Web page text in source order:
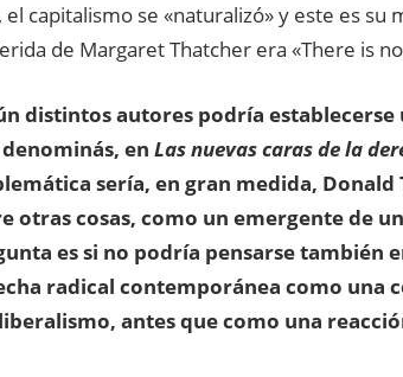
el capitalismo se «naturalizó» y este es
de Margaret Thatcher era «There is
distintos autores podría
en Las nuevas caras de la
sería, en gran medida,
otras cosas, como un emergente de
es si no podría pensarse también
radical contemporánea como una
antes que como una